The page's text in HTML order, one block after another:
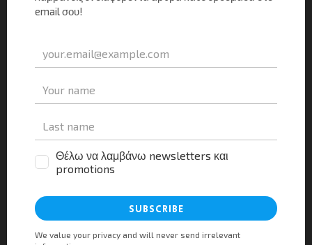
Για να σχολιάσετε πρέπει να συνδεθείτε
your comment data is processed.
Αναζήτηση
Facebook
Instagram
LinkedIn
Twitter
YouTube
Channel
Πρόσφατα Νέα
Τα πρόσφατα στοιχεία της φιλοξενίας και το
όραμα του ΙΤΕΠ για την επόμενη ημέρα